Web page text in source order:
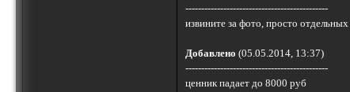
---------------------------------------------
извините за фото, просто
Добавлено (05.05.2014, 13:37)
---------------------------------------------
ценник падает до 8000 руб